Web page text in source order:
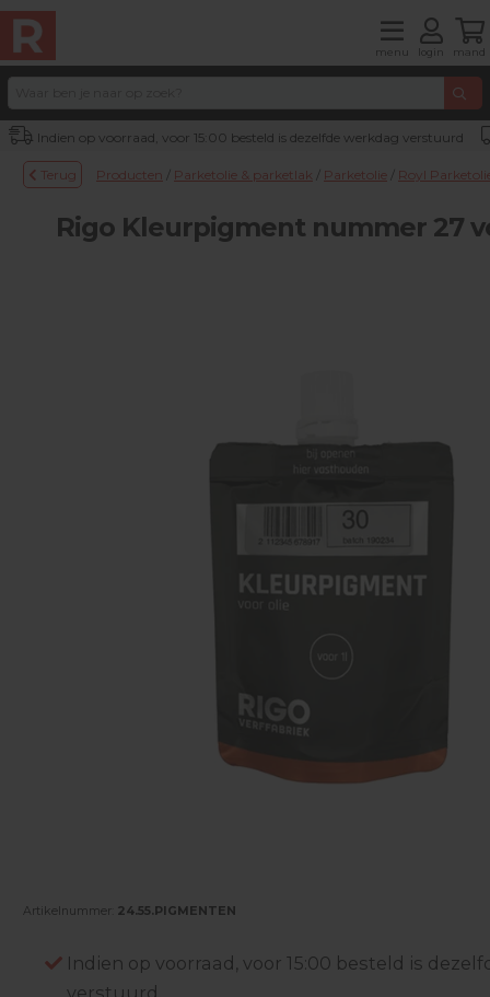
menu login mand
Indien op voorraad, voor 15:00 besteld is dezelfde werkdag verstuurd
Terug Producten / Parketolie & parketlak / Parketolie / Royl
Rigo Kleurpigment nummer 27
Artikelnummer: 24.55.PIGMENTEN
Indien op voorraad, voor 15:00 besteld is
verstuurd.